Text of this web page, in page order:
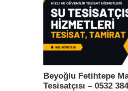
Beyoğlu Fetihtepe
Tesisatçısı – 0532